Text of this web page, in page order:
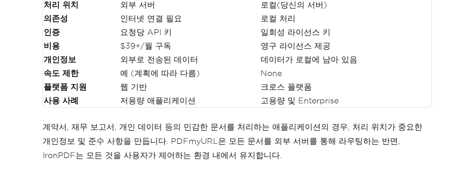
처리 위치
외부 서버
로컬(당신의 서버)
의존성
인터넷 연결 필요
로컬 처리
인증
요청당 API 키
일회성 라이선스 키
비용
$39+/월 구독
영구 라이선스 제공
개인정보
외부로 전송된 데이터
데이터가 로컬에 남아 있음
속도 제한
예 (계획에 따라 다름)
None
플랫폼 지원
웹 기반
크로스 플랫폼
사용 사례
저용량 애플리케이션 고용량 및 Enterprise
계약서, 재무 보고서, 개인 데이터 등의 민감한 문서를 처리하는 애플리케이션의 경우, 처리 위치가 중요한
개인정보 및 준수 사항을 만듭니다. PDFmyURL은 모든 문서를 외부 서버를 통해 라우팅하는 반면,
IronPDF는 모든 것을 사용자가 제어하는 환경 내에서 유지합니다.